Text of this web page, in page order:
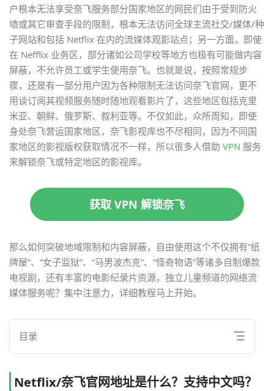
户根本无法享受奈飞服务部分国家地区的网民们由于受到防火
墙或其它审查手段的限制，根本无法访问全球主流社交/媒体/种
子网站和包括 Netflix 在内的流媒体观影站点；另一方面，即使
在 Nefflix 业务区，部分诸如公司学校等地方也极有可能做内容
屏蔽，不允许员工或学生使用奈飞。也就是说，按照常规步
骤，还是有一部分用户因为各种限制无法访问奈飞官网，更不
用谈订阅其视频服务随时随地观看影片了，这些地区包括克里
米亚、朝鲜、俄罗斯、叙利亚等。不仅如此，众所周知，即使
身处奈飞营运国家地区，奈飞影视库也不尽相同，因为不同国
家地区的影视版权获取情况不一样，所以很多人借助 VPN 服务
来解锁奈飞或特定地区的影视库。
获取 VPN 解锁奈飞
那么如何突破地域限制和内容屏蔽，自由使用这个不仅拥有“纸
牌屋”、“女子监狱”、“马男波杰克”、“怪奇物语”等诸多自制爆款
电视剧，还有丰富的电影纪录片资源，独立儿童频道的网络流
媒体服务呢？集中注意力，详细教程马上开始。
目录
Netflix/奈飞官网地址是什么？支持中文吗？